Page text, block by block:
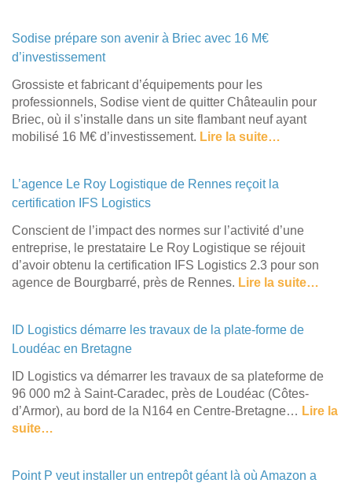
Sodise prépare son avenir à Briec avec 16 M€
d’investissement
Grossiste et fabricant d’équipements pour les
professionnels, Sodise vient de quitter Châteaulin pour
Briec, où il s’installe dans un site flambant neuf ayant
mobilisé 16 M€ d’investissement. Lire la suite…
L’agence Le Roy Logistique de Rennes reçoit la
certification IFS Logistics
Conscient de l’impact des normes sur l’activité d’une
entreprise, le prestataire Le Roy Logistique se réjouit
d’avoir obtenu la certification IFS Logistics 2.3 pour son
agence de Bourgbarré, près de Rennes. Lire la suite…
ID Logistics démarre les travaux de la plate-forme de
Loudéac en Bretagne
ID Logistics va démarrer les travaux de sa plateforme de
96 000 m2 à Saint-Caradec, près de Loudéac (Côtes-
d’Armor), au bord de la N164 en Centre-Bretagne… Lire la
suite…
Point P veut installer un entrepôt géant là où Amazon a